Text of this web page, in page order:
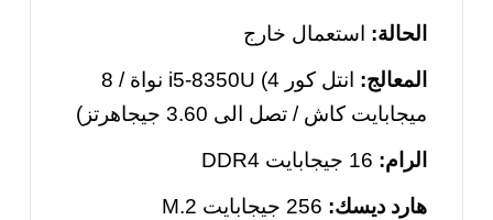
الحالة: استعمال خارج
المعالج: انتل كور i5-8350U (4
نواة / 8
ميجابايت كاش / تصل الى 3.60 جيجاهرتز)
الرام: 16 جيجابايت DDR4
هارد ديسك: 256 جيجابايت M.2